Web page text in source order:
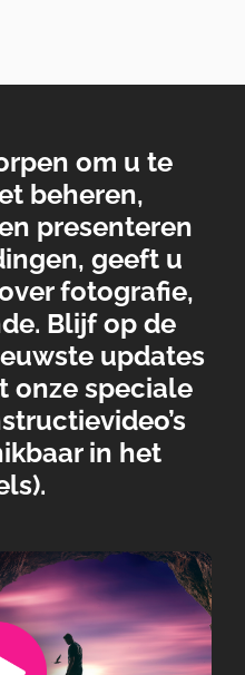
om u te
beheren,
presenteren
geeft u
fotografie,
Blijf op de
updates
onze speciale
in het